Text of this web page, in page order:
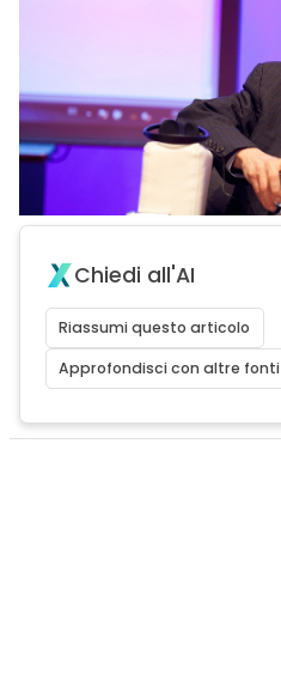
Chiedi all'AI
Riassumi questo articolo
Approfondisci con altre fonti